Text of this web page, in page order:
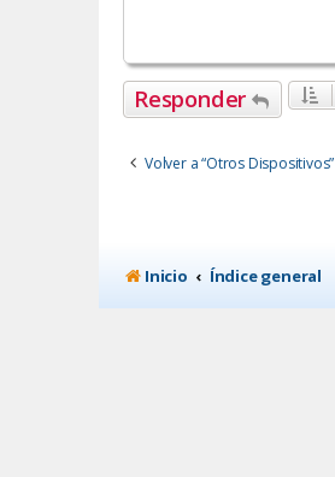
Responder
Volver a “Otros Dispositivos”
Inicio Índice general